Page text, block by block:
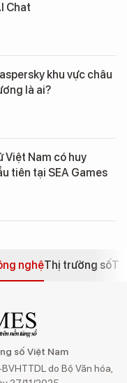
Chat
khu vực châu
là ai?
Việt Nam có huy
tiên tại SEA Games
nghệThị trường số
số Việt Nam
do Bộ Văn hóa,